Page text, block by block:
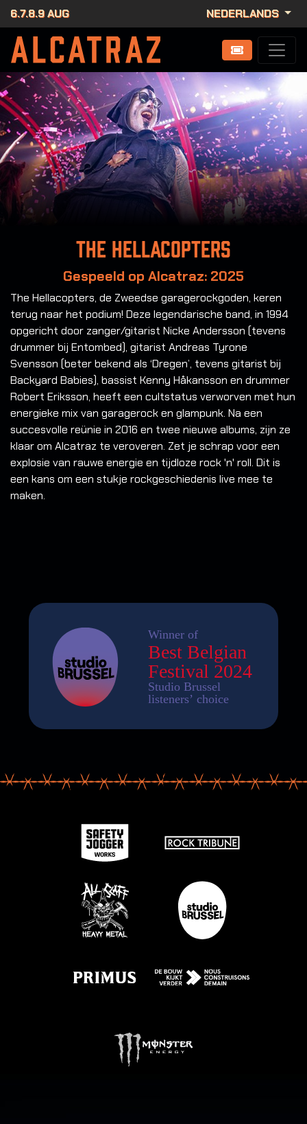
6.7.8.9 AUG NEDERLANDS
The Hellacopters
Gespeeld op Alcatraz: 2025
The Hellacopters, de Zweedse garagerockgoden, keren
terug naar het podium! Deze legendarische band, in 1994
opgericht door zanger/gitarist Nicke Andersson (tevens
drummer bij Entombed), gitarist Andreas Tyrone
Svensson (beter bekend als ‘Dregen’, tevens gitarist bij
Backyard Babies), bassist Kenny Håkansson en drummer
Robert Eriksson, heeft een cultstatus verworven met hun
energieke mix van garagerock en glampunk. Na een
succesvolle reünie in 2016 en twee nieuwe albums, zijn ze
klaar om Alcatraz te veroveren. Zet je schrap voor een
explosie van rauwe energie en tijdloze rock 'n' roll. Dit is
een kans om een stukje rockgeschiedenis live mee te
maken.